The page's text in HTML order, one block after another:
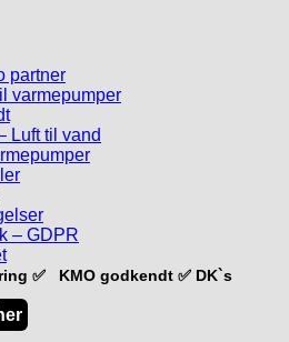
partner
varmepumper
Luft til vand
– GDPR
✅ KMO godkendt ✅ DK`s